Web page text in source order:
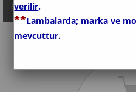
Kategoriler
verilir.
**Lambalarda; marka ve
mevcuttur.